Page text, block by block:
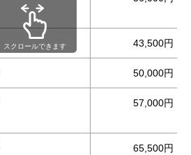
43,500円
50,000円
57,000円
65,500円
スクロールできます